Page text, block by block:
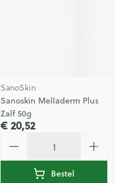
SanoSkin
Sanoskin Melladerm Plus
Zalf 50g
€ 20,52
Bestel